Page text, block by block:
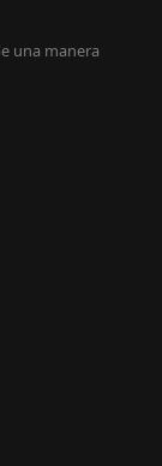
una manera